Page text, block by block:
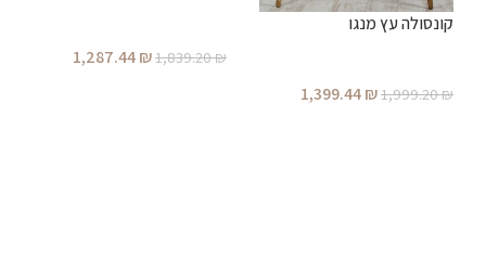
קונסולה עץ מנגו
1,999.20₪
1,399.44₪
1,839.20₪
1,287.44₪